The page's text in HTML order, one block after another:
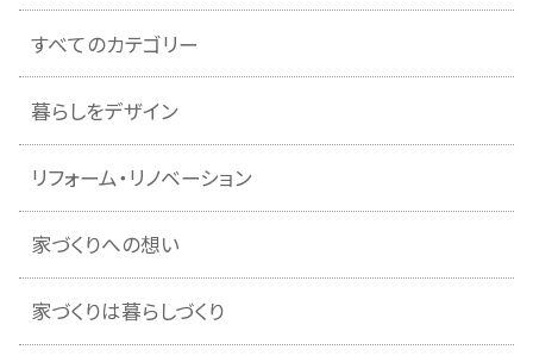
すべてのカテゴリー
暮らしをデザイン
リフォーム・リノベーション
家づくりへの想い
家づくりは暮らしづくり